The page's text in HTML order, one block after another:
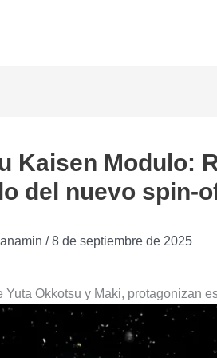
Kaisen Modulo:
del nuevo spin-
/8 de septiembre de 2025
Yuta Okkotsu y Maki, protagonizan